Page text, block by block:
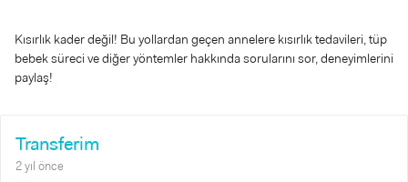
Kısırlık kader değil! Bu yollardan geçen annelere kısırlık tedavileri, tüp
bebek süreci ve diğer yöntemler hakkında sorularını sor, deneyimlerini
paylaş!
Transferim
2 yıl önce